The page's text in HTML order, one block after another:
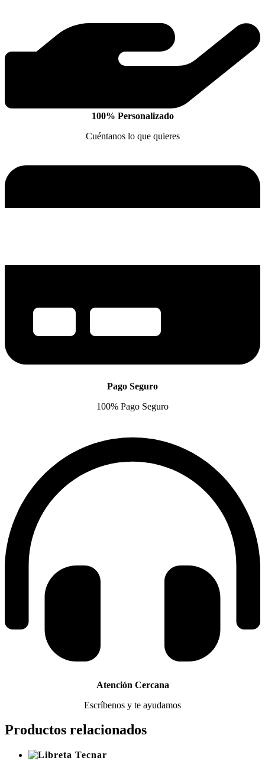
100% Personalizado
Cuéntanos lo que quieres
Pago Seguro
100% Pago Seguro
Atención Cercana
Escríbenos y te ayudamos
Productos relacionados